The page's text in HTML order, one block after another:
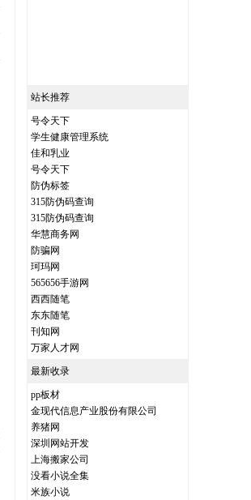
站长推荐
号令天下
学生健康管理系统
佳和乳业
号令天下
防伪标签
315防伪码查询
315防伪码查询
华慧商务网
防骗网
珂玛网
565656手游网
西西随笔
东东随笔
刊知网
万家人才网
最新收录
pp板材
金现代信息产业股份有限公司
养猪网
深圳网站开发
上海搬家公司
没看小说全集
米族小说